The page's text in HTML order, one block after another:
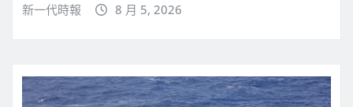
新一代時報 8 月 5, 2026